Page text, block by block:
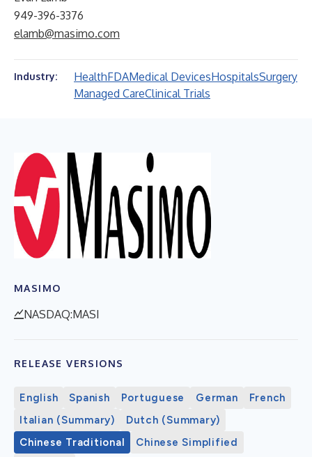
949-396-3376
elamb@masimo.com
Industry: HealthFDAMedical DevicesHospitalsSurgery
Managed CareClinical Trials
MASIMO
NASDAQ:MASI
RELEASE VERSIONS
English Spanish Portuguese German
French
Italian (Summary)
Dutch (Summary)
Chinese Traditional
Chinese Simplified